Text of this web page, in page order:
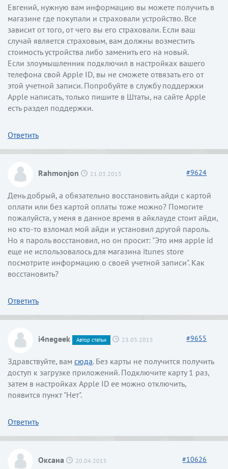
Евгений, нужную вам информацию вы можете получить в
магазине где покупали и страховали устройство. Все
зависит от того, от чего вы его страховали. Если ваш
случай является страховым, вам должны возместить
стоимость устройства либо заменить его на новый.
Если злоумышленник подключил в настройках вашего
телефона свой Apple ID, вы не сможете отвязать его от
этой учетной записи. Попробуйте в службу поддержки
Apple написать, только пишите в Штаты, на сайте Apple
есть раздел поддержки.
Ответить
Rahmonjon 21.03.2015 #9624
День добрый, а обязательно восстановить айди с картой
оплати или без картой оплаты тоже можно? Помогите
пожалуйста, у меня в данное время в айклауде стоит айди,
но кто-то взломал мой айди и установил другой пароль.
Но я пароль восстановил, но он просит: "Это имя apple id
еще не использовалось для магазина itunes store
посмотрите информацию о своей учетной записи". Как
восстановить?
Ответить
i4negeek Автор статьи 23.03.2015 #9655
Здравствуйте, вам сюда. Без карты не получится получить
доступ к загрузке приложений. Подключите карту 1 раз,
затем в настройках Apple ID ее можно отключить,
появится пункт "Нет".
Ответить
Оксана 20.04.2015 #10626